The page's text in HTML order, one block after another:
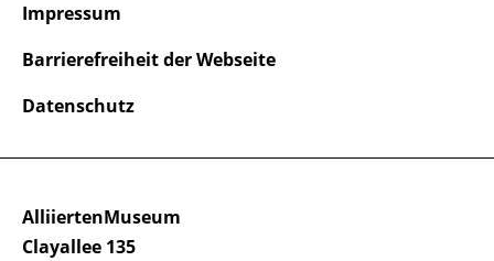
AlliiertenMuseum
Clayallee 135
Impressum
Barrierefreiheit der Webseite
Datenschutz